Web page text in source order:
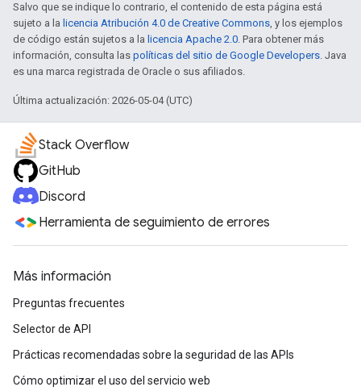
Salvo que se indique lo contrario, el contenido de esta página está
sujeto a la licencia Atribución 4.0 de Creative Commons, y los ejemplos
de código están sujetos a la licencia Apache 2.0. Para obtener más
información, consulta las políticas del sitio de Google Developers. Java
es una marca registrada de Oracle o sus afiliados.
Última actualización: 2026-05-04 (UTC)
Stack Overflow
GitHub
Discord
Herramienta de seguimiento de errores
Más información
Preguntas frecuentes
Selector de API
Prácticas recomendadas sobre la seguridad de las APIs
Cómo optimizar el uso del servicio web